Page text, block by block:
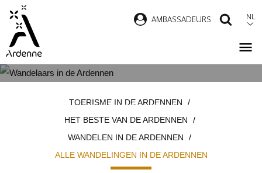
Overslaan
naar
inhoud
AMBASSADEURS NL
ARDENNEN
TOERISME IN DE ARDENNEN
HET BESTE VAN DE ARDENNEN
WANDELEN IN DE ARDENNEN
ALLE WANDELINGEN IN DE ARDENNEN